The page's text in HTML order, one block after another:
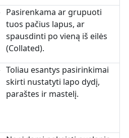
Pasirenkama ar grupuoti
tuos pačius lapus, ar
spausdinti po vieną iš eilės
(Collated).
Toliau esantys pasirinkimai
skirti nustatyti lapo dydį,
paraštes ir mastelį.